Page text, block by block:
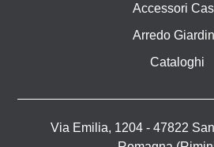
Accessori
Arredo
Cataloghi
Via Emilia, 1204 - 47822